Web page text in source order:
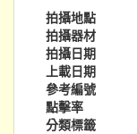
拍攝地點
拍攝器材
拍攝日期
上載日期
參考編號
點擊率
分類標籤